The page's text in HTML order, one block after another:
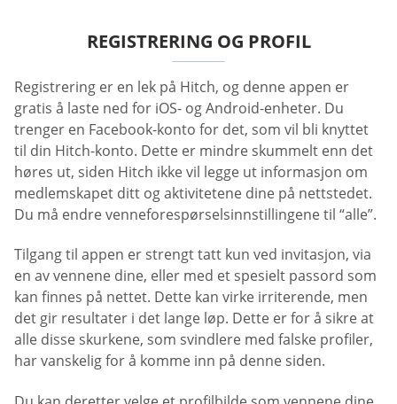
REGISTRERING OG PROFIL
Registrering er en lek på Hitch, og denne appen er
gratis å laste ned for iOS- og Android-enheter. Du
trenger en Facebook-konto for det, som vil bli knyttet
til din Hitch-konto. Dette er mindre skummelt enn det
høres ut, siden Hitch ikke vil legge ut informasjon om
medlemskapet ditt og aktivitetene dine på nettstedet.
Du må endre venneforespørselsinnstillingene til “alle”.
Tilgang til appen er strengt tatt kun ved invitasjon, via
en av vennene dine, eller med et spesielt passord som
kan finnes på nettet. Dette kan virke irriterende, men
det gir resultater i det lange løp. Dette er for å sikre at
alle disse skurkene, som svindlere med falske profiler,
har vanskelig for å komme inn på denne siden.